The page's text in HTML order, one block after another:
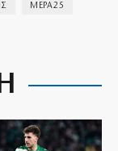
ΜΕΡΑ25